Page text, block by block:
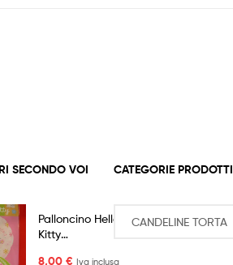
SECONDO VOI
Palloncino Hello
Kitty
8,00€ Iva inclusa
CATEGORIE PRODOTTI